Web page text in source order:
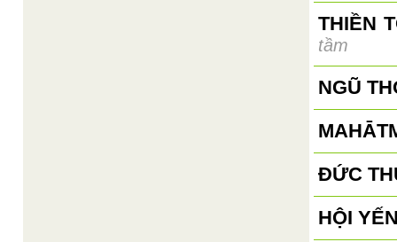
THIỀN
tầm
NGŨ
ĐỨC
HỘI